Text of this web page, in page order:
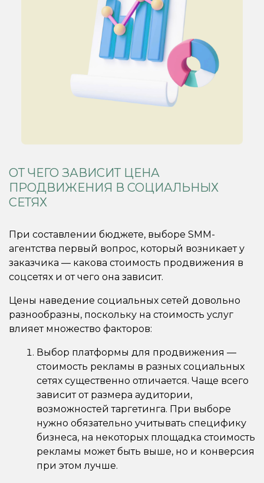
ОТ ЧЕГО ЗАВИСИТ ЦЕНА
ПРОДВИЖЕНИЯ В СОЦИАЛЬНЫХ
СЕТЯХ
При составлении бюджете, выборе SMM-
агентства первый вопрос, который возникает у
заказчика — какова стоимость продвижения в
соцсетях и от чего она зависит.
Цены наведение социальных сетей довольно
разнообразны, поскольку на стоимость услуг
влияет множество факторов:
Выбор платформы для продвижения —
стоимость рекламы в разных социальных
сетях существенно отличается. Чаще всего
зависит от размера аудитории,
возможностей таргетинга. При выборе
нужно обязательно учитывать специфику
бизнеса, на некоторых площадка стоимость
рекламы может быть выше, но и конверсия
при этом лучше.